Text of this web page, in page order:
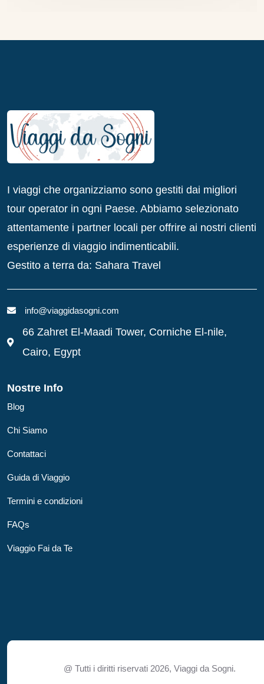
I viaggi che organizziamo sono gestiti dai migliori
tour operator in ogni Paese. Abbiamo selezionato
attentamente i partner locali per offrire ai nostri clienti
esperienze di viaggio indimenticabili.
Gestito a terra da: Sahara Travel
info@viaggidasogni.com
66 Zahret El-Maadi Tower, Corniche El-nile,
Cairo, Egypt
Nostre Info
Blog
Chi Siamo
Contattaci
Guida di Viaggio
Termini e condizioni
FAQs
Viaggio Fai da Te
@ Tutti i diritti riservati 2026, Viaggi da Sogni.